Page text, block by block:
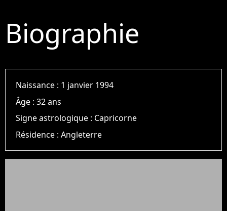
Biographie
Naissance : 1 janvier 1994
Âge :32 ans
Signe astrologique : Capricorne
Résidence :Angleterre